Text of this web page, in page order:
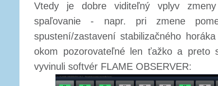
Vtedy je dobre viditeľný vplyv
spaľovanie - napr. pri zmene
spustení/zastavení stabilizačného
okom pozorovateľné len ťažko a preto
vyvinuli softvér FLAME OBSERVER: